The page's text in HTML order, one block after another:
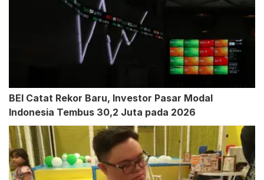
BEI Catat Rekor Baru, Investor Pasar Modal
Indonesia Tembus 30,2 Juta pada 2026